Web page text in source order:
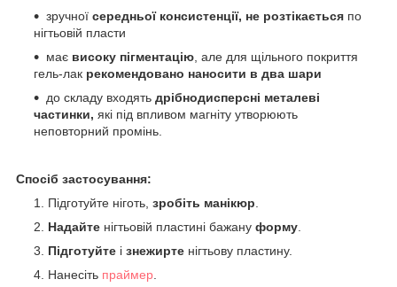
зручної середньої консистенції, не розтікається по
нігтьовій пласти
має високу пігментацію , але для щільного покриття
гель-лак рекомендовано наносити в два шари
до складу входять дрібнодисперсні металеві
частинки, які під впливом магніту утворюють
неповторний промінь.
Спосіб застосування:
Підготуйте ніготь, зробіть манікюр
Надайте нігтьовій пластині бажану форму
Підготуйте і знежирте нігтьову пластину.
Нанесіть праймер